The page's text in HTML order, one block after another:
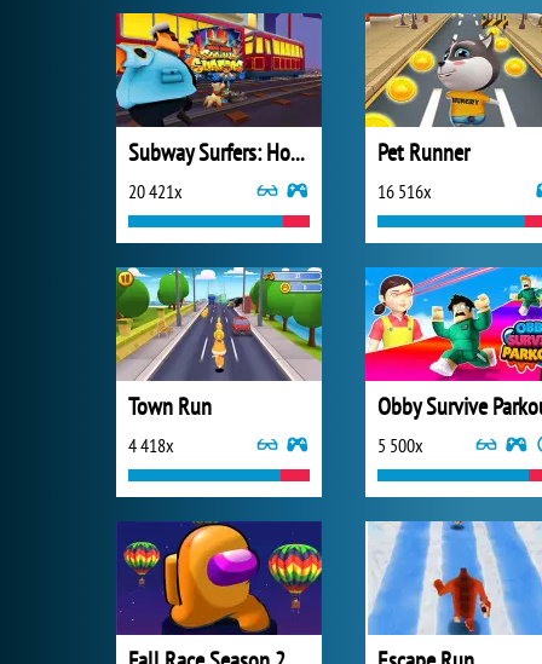
Subway Surfers: Hong Kong
20 421x
Pet Runner
16 516x
Town Run
4 418x
Obby Survive
5 500x